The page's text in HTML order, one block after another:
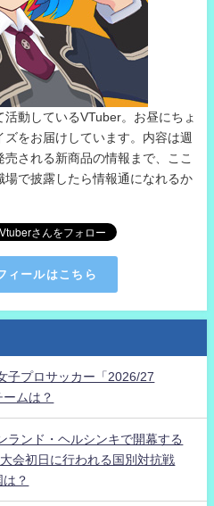
活動しているVTuber。お昼にちょ
をお届けしています。内容は週
される新商品の情報まで、ここ
で披露したら情報通になれるか
ィールはこちら
子プロサッカー「2026/27
ムは？
ランド・ヘルシンキで開幕する
会初日に行われる国別対抗戦
？